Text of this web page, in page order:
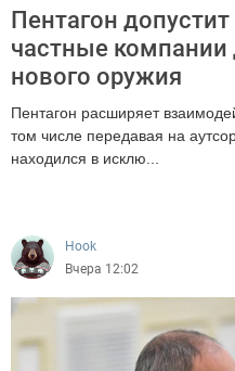
Пентагон
частные
нового оружия
Пентагон расширяет
том числе передавая на
находился в исклю...
Hook
Вчера 12:02